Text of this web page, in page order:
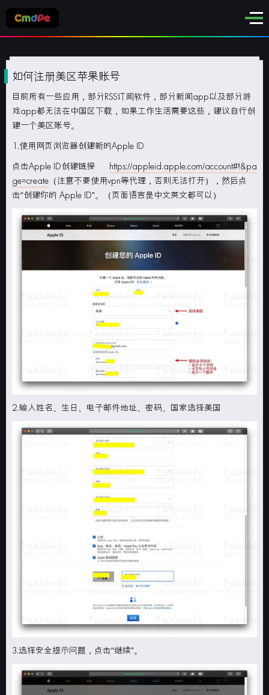
如何注册美区苹果账号
目前所有一些应用，部分RSS订阅软件，部分新闻app以及部分游
戏app都无法在中国区下载，如果工作生活需要这些，建议自行创
建一个美区账号。
1.使用网页浏览器创建新的Apple ID
点击Apple ID创建链接
https://appleid.apple.com/account#!&pa
ge=create （注意不要使用vpn等代理，否则无法打开），然后点
击“创建你的 Apple ID”。（页面语言是中文英文都可以）
2.输入姓名、生日、电子邮件地址、密码、国家选择美国
3.选择安全提示问题，点击“继续”。